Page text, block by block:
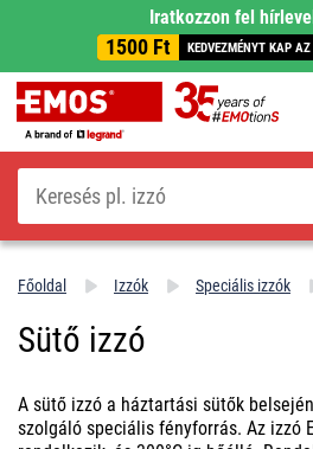
Iratkozzon fel
1500 Ft KEDVEZMÉNYT KAP
Keresés
Főoldal Izzók Speciális izzók
Sütő izzó
A sütő izzó a háztartási sütők
szolgáló speciális fényforrás. Az izzó